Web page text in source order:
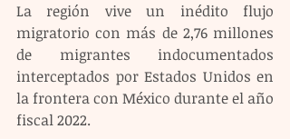
La región vive un inédito flujo
migratorio con más de 2,76 millones
de migrantes indocumentados
interceptados por Estados Unidos en
la frontera con México durante el año
fiscal 2022.